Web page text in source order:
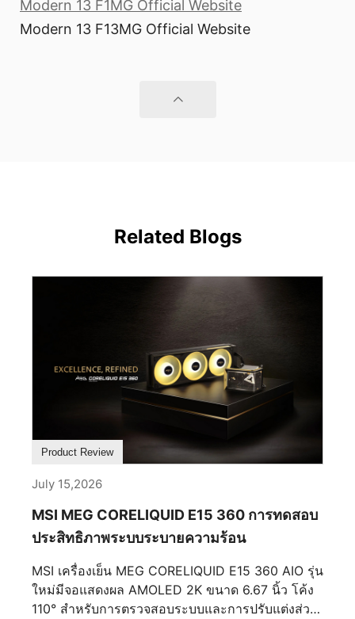
Modern 13 F1MG Official Website
Modern 13 F13MG Official Website
Related Blogs
Product Review
July 15,2026
MSI MEG CORELIQUID E15 360 การทดสอบ
ประสิทธิภาพระบบระบายความร้อน
MSI เครื่องเย็น MEG CORELIQUID E15 360 AIO รุ่น
ใหม่มีจอแสดงผล AMOLED 2K ขนาด 6.67 นิ้ว โค้ง
110° สำหรับการตรวจสอบระบบและการปรับแต่งส่วน